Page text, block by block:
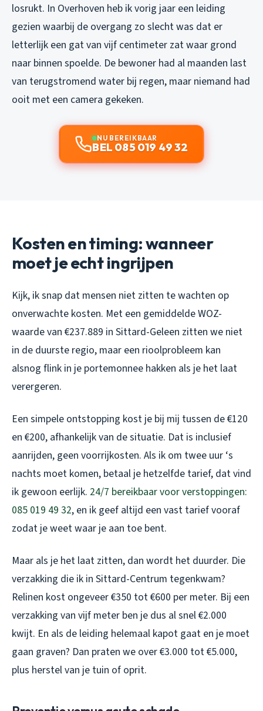
losrukt. In Overhoven heb ik vorig jaar een leiding
gezien waarbij de overgang zo slecht was dat er
letterlijk een gat van vijf centimeter zat waar grond
naar binnen spoelde. De bewoner had al maanden last
van terugstromend water bij regen, maar niemand had
ooit met een camera gekeken.
NU BEREIKBAAR
BEL 085 019 49 32
Kosten en timing: wanneer
moet je echt ingrijpen
Kijk, ik snap dat mensen niet zitten te wachten op
onverwachte kosten. Met een gemiddelde WOZ-
waarde van €237.889 in Sittard-Geleen zitten we niet
in de duurste regio, maar een rioolprobleem kan
alsnog flink in je portemonnee hakken als je het laat
verergeren.
Een simpele ontstopping kost je bij mij tussen de €120
en €200, afhankelijk van de situatie. Dat is inclusief
aanrijden, geen voorrijkosten. Als ik om twee uur ‘s
nachts moet komen, betaal je hetzelfde tarief, dat vind
ik gewoon eerlijk. 24/7 bereikbaar voor verstoppingen:
085 019 49 32, en ik geef altijd een vast tarief vooraf
zodat je weet waar je aan toe bent.
Maar als je het laat zitten, dan wordt het duurder. Die
verzakking die ik in Sittard-Centrum tegenkwam?
Relinen kost ongeveer €350 tot €600 per meter. Bij een
verzakking van vijf meter ben je dus al snel €2.000
kwijt. En als de leiding helemaal kapot gaat en je moet
gaan graven? Dan praten we over €3.000 tot €5.000,
plus herstel van je tuin of oprit.